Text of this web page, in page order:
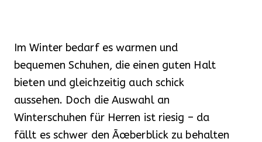
Im Winter bedarf es warmen und
bequemen Schuhen, die einen guten Halt
bieten und gleichzeitig auch schick
aussehen. Doch die Auswahl an
Winterschuhen für Herren ist riesig – da
fällt es schwer den Ãœberblick zu behalten